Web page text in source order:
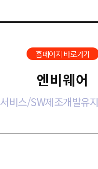
홈페이지 바로가기
엔비웨어
서비스/SW제조개발유